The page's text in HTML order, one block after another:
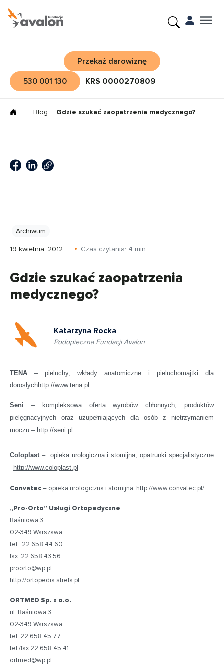
Przekaż darowiznę
530 001 130
KRS 0000270809
Blog Gdzie szukać zaopatrzenia medycznego?
Archiwum
19 kwietnia, 2012 Czas czytania: 4 min
Gdzie szukać zaopatrzenia
medycznego?
Katarzyna Rocka
Podopieczna Fundacji Avalon
TENA – pieluchy, wkłady anatomiczne i pieluchomajtki dla
dorosłychhttp://www.tena.pl
Seni – kompleksowa oferta wyrobów chłonnych, produktów
pielęgnacyjnych oraz uzupełniających dla osób z nietrzymaniem
moczu – http://seni.pl
Coloplast– opieka urologiczna i stomijna, opatrunki specjalistyczne
–http://www.coloplast.pl
Convatec– opieka urologiczna i stomijna http://www.convatec.pl/
„Pro-Orto” Usługi Ortopedyczne
Baśniowa 3
02-349 Warszawa
tel. 22 658 44 60
fax. 22 658 43 56
proorto@wp.pl
http://ortopedia.strefa.pl
ORTMED Sp. z o.o.
ul. Baśniowa 3
02-349 Warszawa
tel. 22 658 45 77
tel./fax 22 658 45 41
ortmed@wp.pl